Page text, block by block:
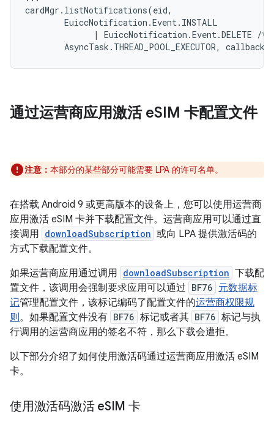
cardMgr.listNotifications(eid,
        EuiccNotification.Event.INSTALL
| EuiccNotification.Event.DELETE /*
通过运营商应用激活 eSIM 卡配置文件
注意： 本部分的某些部分可能需要 LPA 的许可名单。
在搭载 Android 9 或更高版本的设备上，您可以使用运营商
应用激活 eSIM 卡并下载配置文件。运营商应用可以通过直
接调用 downloadSubscription 或向 LPA 提供激活码的
方式下载配置文件。
如果运营商应用通过调用 downloadSubscription 下载配
置文件，该调用会强制要求应用可以通过 BF76 元数据标
记管理配置文件，该标记编码了配置文件的运营商权限规
则。如果配置文件没有 BF76 标记或者其 BF76 标记与执
行调用的运营商应用的签名不符，那么下载会遭拒。
以下部分介绍了如何使用激活码通过运营商应用激活 eSIM
卡。
使用激活码激活 eSIM 卡